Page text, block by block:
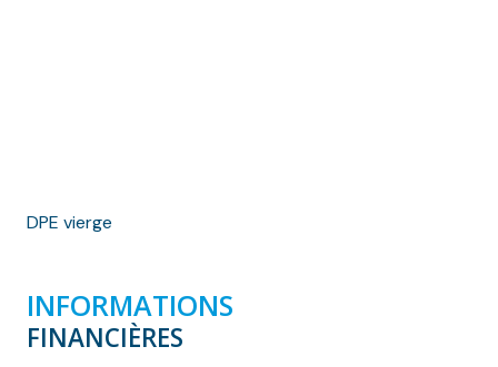
DPE vierge
INFORMATIONS
FINANCIÈRES